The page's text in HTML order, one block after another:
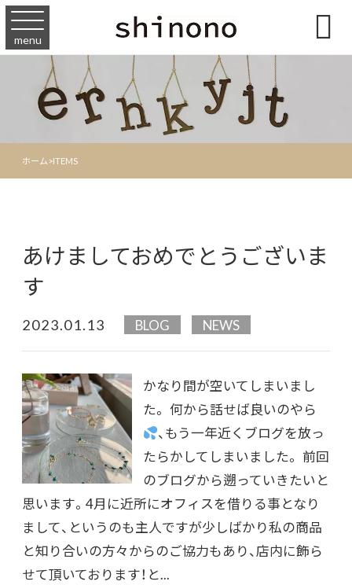
menu 
ホーム>ITEMS
あけましておめでとうございま
す
2023.01.13 BLOG NEWS
かなり間が空いてしまいまし
た。 何から話せば良いのやら
、もう一年近くブログを放っ
たらかしてしまいました。 前回
のブログから遡っていきたいと
思います。4月に近所にオフィスを借りる事となり
まして、というのも主人ですが少しばかり私の商品
と知り合いの方々からのご協力もあり、店内に飾ら
せて頂いております！と...